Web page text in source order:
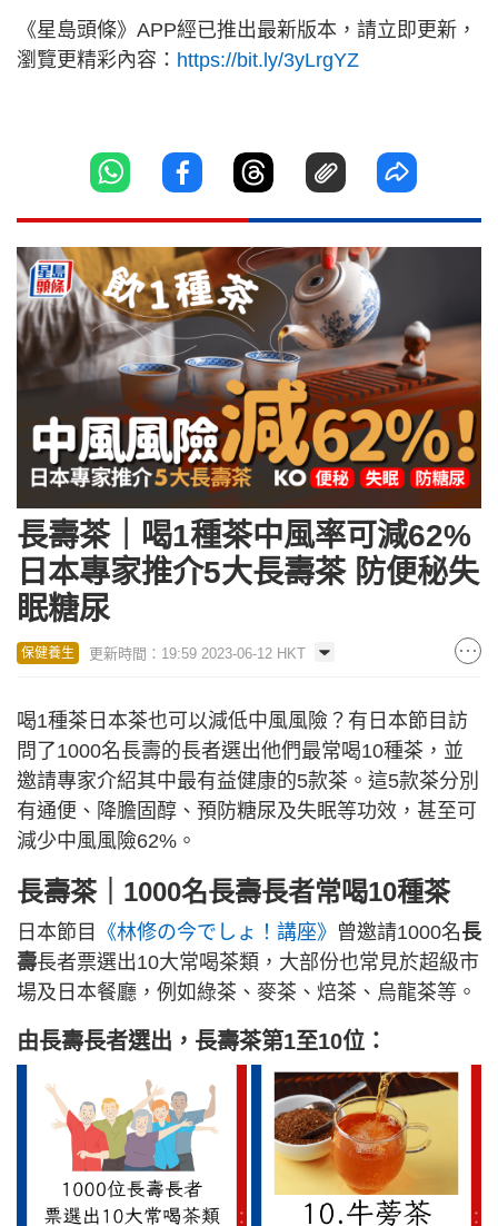
《星島頭條》APP經已推出最新版本，請立即更新，
瀏覽更精彩內容： https://bit.ly/3yLrgYZ
長壽茶｜喝1種茶中風率可減62%
日本專家推介5大長壽茶 防便秘失
眠糖尿
保健養生 更新時間：19:59 2023-06-12 HKT
喝1種茶日本茶也可以減低中風風險？有日本節目訪
問了1000名長壽的長者選出他們最常喝10種茶，並
邀請專家介紹其中最有益健康的5款茶。這5款茶分別
有通便、降膽固醇、預防糖尿及失眠等功效，甚至可
減少中風風險62%。
長壽茶｜1000名長壽長者常喝10種茶
日本節目 《林修の今でしょ！講座》 曾邀請1000名長
壽長者票選出10大常喝茶類，大部份也常見於超級市
場及日本餐廳，例如綠茶、麥茶、焙茶、烏龍茶等。
由長壽長者選出，長壽茶第1至10位：